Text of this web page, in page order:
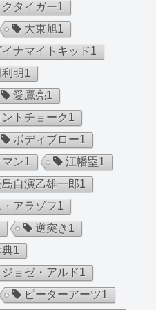
タイガー1
大東旭1
イナマイトキッド1
明1
愛鷹亮1
ントチョーク1
ボディブロー1
ン1 江幡塁1
島自演乙雄一郎1
アラゾフ1
逆突き 1
典1
ジョゼ・アルド1
ピーターアーツ1